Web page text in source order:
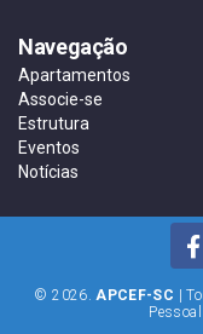
Navegação
Apartamentos
Associe-se
Estrutura
Eventos
Notícias
© 2026.APCEF-SC |